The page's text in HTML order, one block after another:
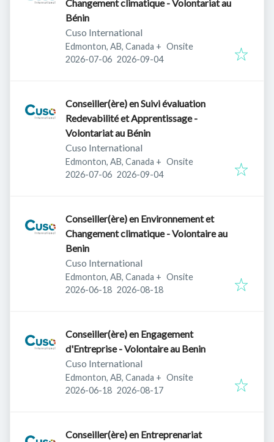
Changement climatique - Volontariat au
Bénin
Cuso International
Edmonton, AB, Canada + Onsite
Published:
2026-07-06 Expires:
2026-09-04
Conseiller(ère) en Suivi évaluation
Redevabilité et Apprentissage -
Volontariat au Bénin
Cuso International
Edmonton, AB, Canada + Onsite
Published:
2026-07-06 Expires:
2026-09-04
Conseiller(ère) en Environnement et
Changement climatique - Volontaire au
Benin
Cuso International
Edmonton, AB, Canada + Onsite
Published:
2026-06-18 Expires:
2026-08-18
Conseiller(ère) en Engagement
d'Entreprise - Volontaire au Benin
Cuso International
Edmonton, AB, Canada + Onsite
Published:
2026-06-18 Expires:
2026-08-17
Conseiller(ère) en Entreprenariat